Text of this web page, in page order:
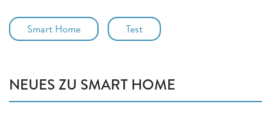
Smart Home Test
NEUES ZU SMART HOME